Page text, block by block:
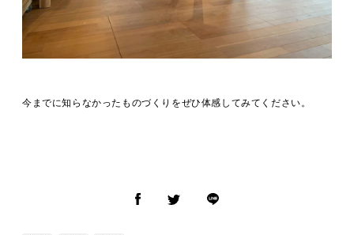
今までに知らなかったものづくりをぜひ体感してみてください。